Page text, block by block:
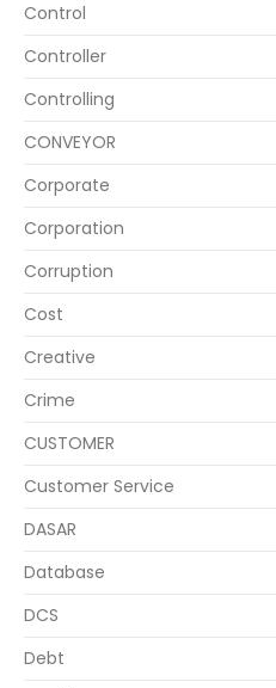
Control
Controller
Controlling
CONVEYOR
Corporate
Corporation
Corruption
Cost
Creative
Crime
CUSTOMER
Customer Service
DASAR
Database
DCS
Debt